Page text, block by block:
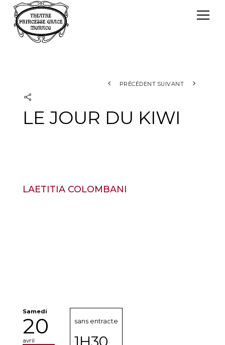
Le TPG
PRÉCÉDENT SUIVANT
LE JOUR DU KIWI
LAETITIA COLOMBANI
Samedi
20
avril
sans entracte
1H30
Panneau de gestion des cookies